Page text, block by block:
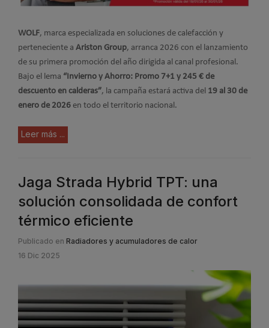
WOLF, marca especializada en soluciones de calefacción y
perteneciente a Ariston Group, arranca 2026 con el lanzamiento
de su primera promoción del año dirigida al canal profesional.
Bajo el lema “Invierno y Ahorro: Promo 7+1 y 245 € de
descuento en calderas”, la campaña estará activa del 19 al 30 de
enero de 2026 en todo el territorio nacional.
Leer más ...
Jaga Strada Hybrid TPT: una
solución consolidada de confort
térmico eficiente
Publicado en Radiadores y acumuladores de calor
16 Dic 2025